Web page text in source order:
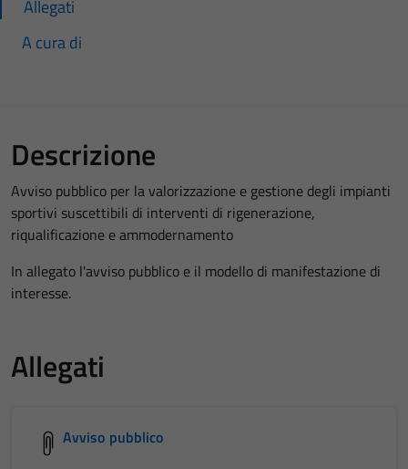
Allegati
A cura di
Descrizione
Avviso pubblico per la valorizzazione e gestione degli impianti
sportivi suscettibili di interventi di rigenerazione,
riqualificazione e ammodernamento
In allegato l'avviso pubblico e il modello di manifestazione di
interesse.
Allegati
Avviso pubblico